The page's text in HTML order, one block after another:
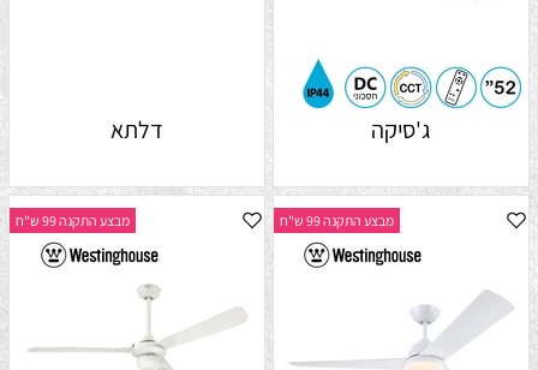
ג'סיקה דלתא
מבצע התקנה 99 ש"ח מבצע התקנה 99 ש"ח